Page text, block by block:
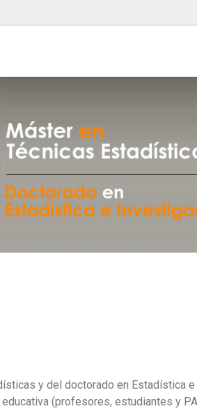
y del doctorado en Estadística
(profesores, estudiantes y